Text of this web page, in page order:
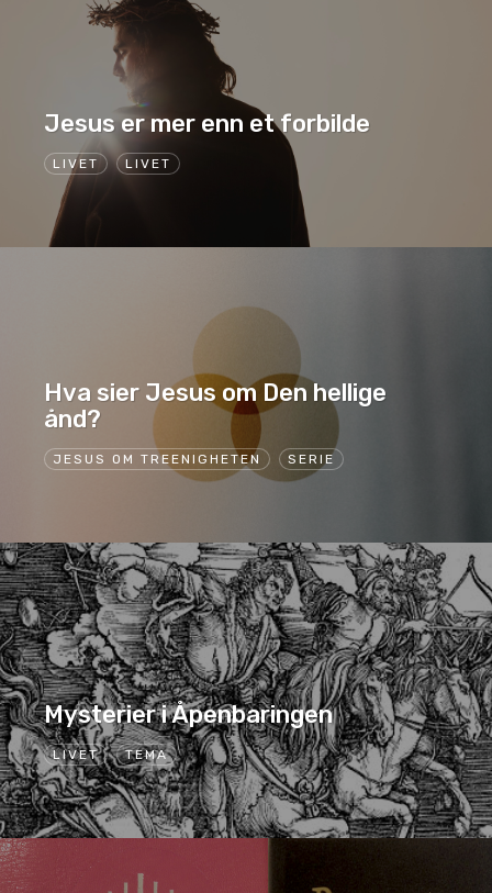
LIVET LIVET
Jesus er mer enn et forbilde
JESUS OM TREENIGHETEN SERIE
Hva sier Jesus om Den hellige
ånd?
LIVET TEMA
Mysterier i Åpenbaringen